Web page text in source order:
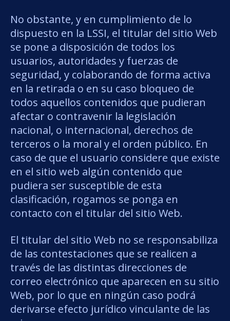
No obstante, y en cumplimiento de lo
dispuesto en la LSSI, el titular del sitio Web
se pone a disposición de todos los
usuarios, autoridades y fuerzas de
seguridad, y colaborando de forma activa
en la retirada o en su caso bloqueo de
todos aquellos contenidos que pudieran
afectar o contravenir la legislación
nacional, o internacional, derechos de
terceros o la moral y el orden público. En
caso de que el usuario considere que existe
en el sitio web algún contenido que
pudiera ser susceptible de esta
clasificación, rogamos se ponga en
contacto con el titular del sitio Web.
El titular del sitio Web no se responsabiliza
de las contestaciones que se realicen a
través de las distintas direcciones de
correo electrónico que aparecen en su sitio
Web, por lo que en ningún caso podrá
derivarse efecto jurídico vinculante de las